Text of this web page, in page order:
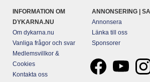
INFORMATION OM
DYKARNA.NU
Om dykarna.nu
Vanliga frågor och svar
Medlemsvillkor &
Cookies
Kontakta oss
ANNONSERING |
Annonsera
Länka till oss
Sponsorer